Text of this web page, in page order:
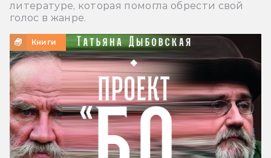
литературе, которая помогла обрести свой
голос в жанре.
Книги